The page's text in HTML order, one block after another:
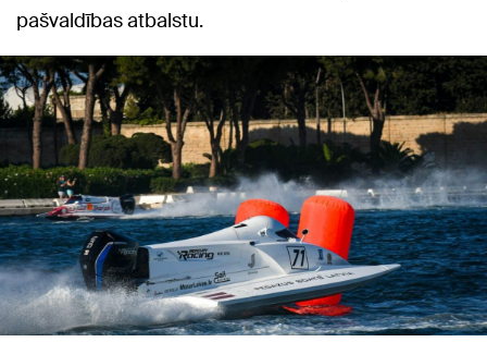
pašvaldības atbalstu.